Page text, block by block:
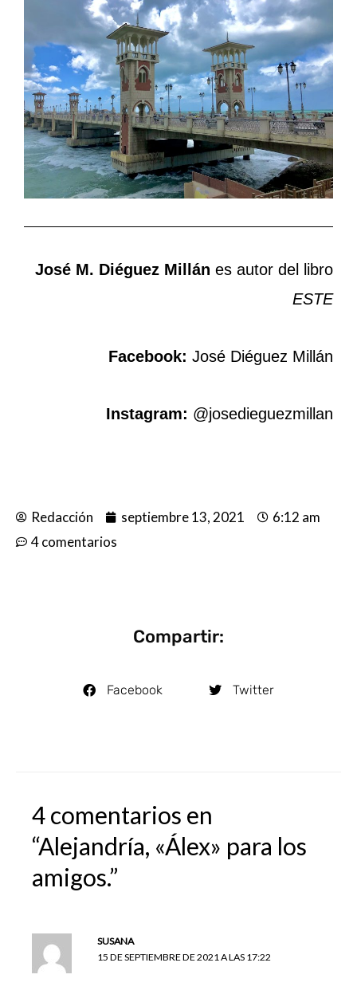
José M. Diéguez Millán es autor del libro
ESTE
Facebook: José Diéguez Millán
Instagram: @josedieguezmillan
Redacción septiembre 13, 2021
6:12 am
4 comentarios
Compartir:
Facebook Twitter
4 comentarios en
“Alejandría, «Álex» para los
amigos.”
SUSANA
15 DE SEPTIEMBRE DE 2021 A LAS 17:22